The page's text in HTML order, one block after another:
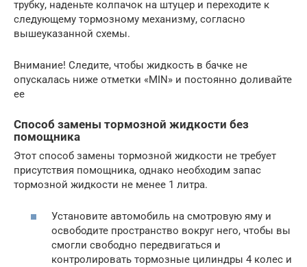
трубку, наденьте колпачок на штуцер и переходите к
следующему тормозному механизму, согласно
вышеуказанной схемы.
Внимание! Следите, чтобы жидкость в бачке не
опускалась ниже отметки «MIN» и постоянно доливайте
ее
Способ замены тормозной жидкости без
помощника
Этот способ замены тормозной жидкости не требует
присутствия помощника, однако необходим запас
тормозной жидкости не менее 1 литра.
Установите автомобиль на смотровую яму и
освободите пространство вокруг него, чтобы вы
смогли свободно передвигаться и
контролировать тормозные цилиндры 4 колес и